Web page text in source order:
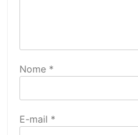
Nome *
E-mail *